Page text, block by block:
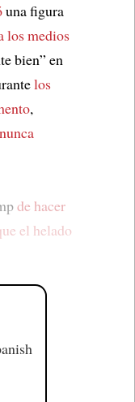
una figura
los medios
bien” en
los
,
de hacer
el helado